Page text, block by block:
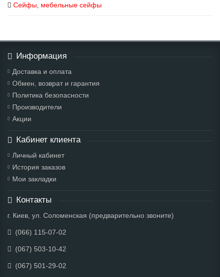
Сейфы мебельные сейфы
Информация
Доставка и оплата
Обмен, возврат и гарантия
Политика безопасности
Производители
Акции
Кабинет клиента
Личный кабинет
История заказов
Мои закладки
Контакты
г. Киев, ул. Соломенская (предварительно звоните)
(066) 115-07-02
(067) 503-10-42
(067) 501-29-02